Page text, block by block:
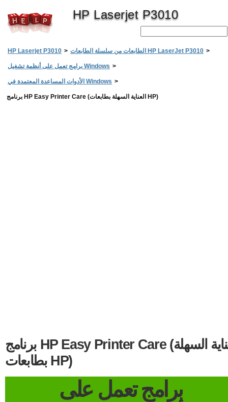
HP Laserjet P3010
HP Laserjet P3010 > الطابعات من سلسلة الطابعات HP LaserJet P3010 >
برامج تعمل على أنظمة تشغيل Windows >
الأدوات المساعدة المعتمدة في Windows >
برنامج HP Easy Printer Care (العناية السهلة بطابعات HP)
برنامج HP Easy Printer Care (العناية السهلة
بطابعات HP)
برامج تعمل على